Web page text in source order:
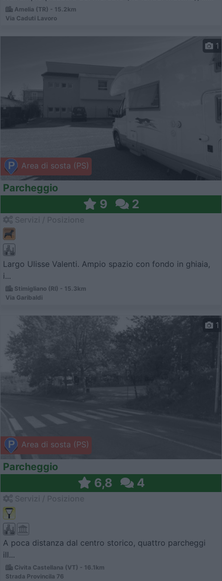
Amelia (TR) - 15.2km
Via Caduti Lavoro
Area di sosta (PS)
1
Parcheggio
9 2
Largo Ulisse Valenti. Ampio spazio con fondo in ghiaia,
i...
Stimigliano (RI) - 15.3km
Via Garibaldi
Area di sosta (PS)
1
Parcheggio
6,8 4
A poca distanza dal centro storico, quattro parcheggi
ill...
Civita Castellana (VT) - 16.1km
Strada Provincila 76